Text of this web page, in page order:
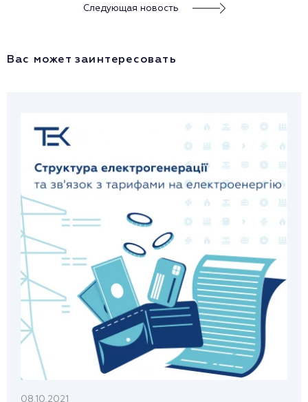
Следующая новость
Вас может заинтересовать
08.10.2021